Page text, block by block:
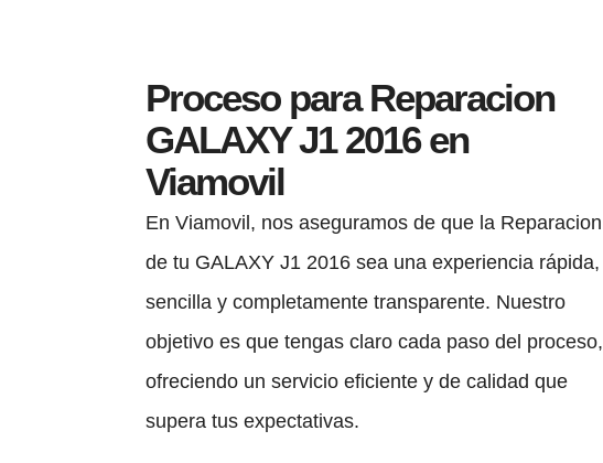
Proceso para Reparacion
GALAXY J1 2016 en
Viamovil
En Viamovil, nos aseguramos de que la Reparacion
de tu GALAXY J1 2016 sea una experiencia rápida,
sencilla y completamente transparente. Nuestro
objetivo es que tengas claro cada paso del proceso,
ofreciendo un servicio eficiente y de calidad que
supera tus expectativas.